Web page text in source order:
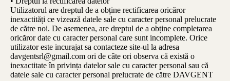
Utilizatorul are dreptul de a obține rectificarea oricăror
inexactități ce vizează datele sale cu caracter personal prelucrate
de către noi. De asemenea, are dreptul de a obține completarea
oricăror date cu caracter personal care sunt incomplete. Orice
utilizator este incurajat sa contacteze site-ul la adresa
davgentsrl@gmail.com ori de câte ori observa că există o
inexactitate în privința datelor sale cu caracter personal sau că
datele sale cu caracter personal prelucrate de către DAVGENT